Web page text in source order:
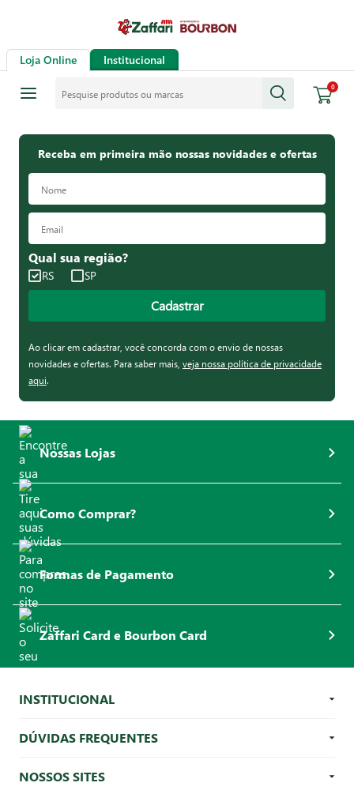
Loja Online Institucional
0
Receba em primeira mão nossas novidades e ofertas
Qual sua região?
RS SP
Cadastrar
Ao clicar em cadastrar, você concorda com o envio de nossas
novidades e ofertas. Para saber mais, veja nossa política de privacidade
aqui.
Nossas Lojas
Como Comprar?
Formas de Pagamento
Zaffari Card e Bourbon Card
INSTITUCIONAL
DÚVIDAS FREQUENTES
NOSSOS SITES